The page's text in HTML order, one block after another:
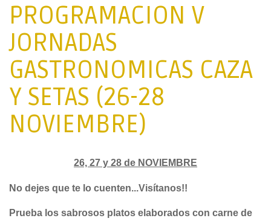
PROGRAMACION V
JORNADAS
GASTRONOMICAS CAZA
Y SETAS (26-28
NOVIEMBRE)
26, 27 y 28 de NOVIEMBRE
No dejes que te lo cuenten...Visítanos!!
Prueba los sabrosos platos elaborados con carne de